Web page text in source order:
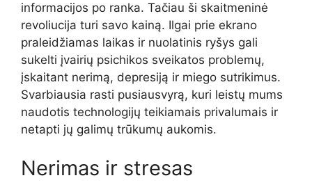
informacijos po ranka. Tačiau ši skaitmeninė
revoliucija turi savo kainą. Ilgai prie ekrano
praleidžiamas laikas ir nuolatinis ryšys gali
sukelti įvairių psichikos sveikatos problemų,
įskaitant nerimą, depresiją ir miego sutrikimus.
Svarbiausia rasti pusiausvyrą, kuri leistų mums
naudotis technologijų teikiamais privalumais ir
netapti jų galimų trūkumų aukomis.
Nerimas ir stresas